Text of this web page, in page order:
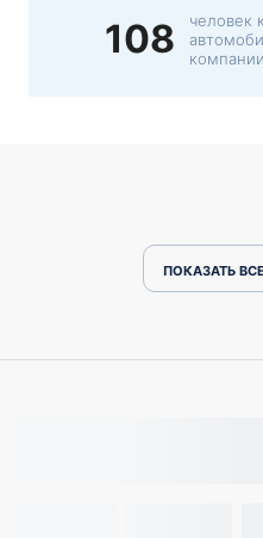
108
человек
компании
ПОКАЗАТЬ ВСЕ